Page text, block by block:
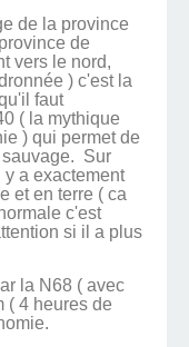
de la province
de
vers le nord,
) c'est la
faut
( la mythique
) qui permet de
sauvage. Sur
a exactement
et en terre ( ca
c'est
si il a plus
la N68 ( avec
( 4 heures de